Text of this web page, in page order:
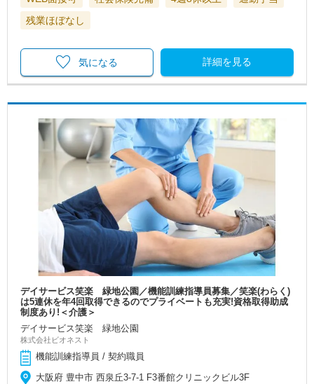
残業ほぼなし
詳細を見る
気になる
デイサービス笑楽 緑地公園／機能訓練指導員募集／笑楽(わらく)
は5連休を年4回取得できるのでプライベートも充実!資格取得助成
制度あり!＜介護＞
デイサービス笑楽 緑地公園
株式会社ビオネスト
機能訓練指導員 / 契約職員
大阪府 豊中市 西泉丘3-7-1 F3番館クリニックビル3F